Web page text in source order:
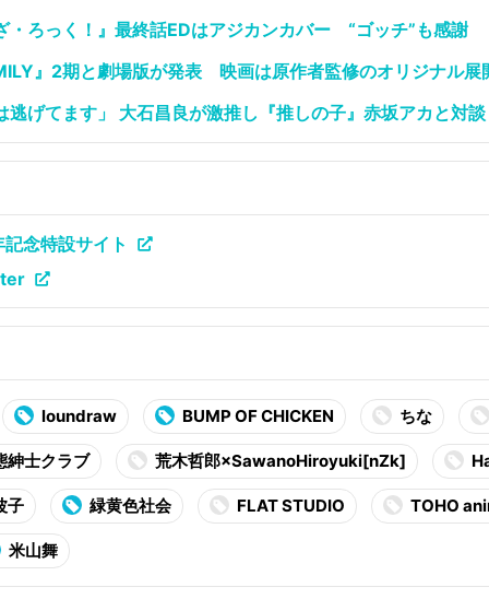
・ろっく！』最終話EDはアジカンカバー “ゴッチ”も感謝
』2期と劇場版が発表 映画は原作者監修のオリジナル展
逃げてます」 大石昌良が激推し『推しの子』赤坂アカと対談
念特設サイト
loundraw BUMP OF CHICKEN ちな
紳士クラブ 荒木哲郎×SawanoHiroyuki[nZk]
子 緑黄色社会 FLAT STUDIO TOHO
米山舞